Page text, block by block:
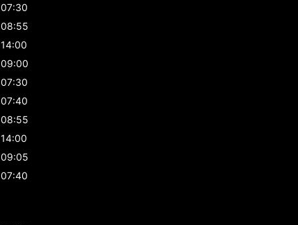
07:30
08:55
14:00
09:00
07:30
07:40
08:55
14:00
09:05
07:40